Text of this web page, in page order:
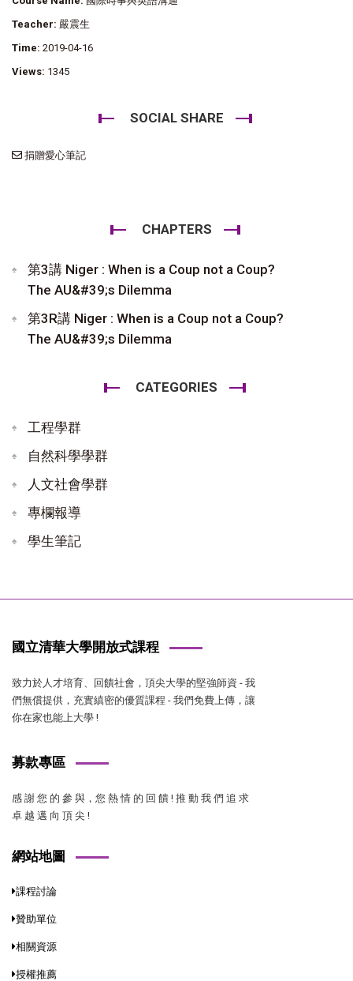
Teacher: 嚴震生
Time: 2019-04-16
Views: 1345
SOCIAL SHARE
捐贈愛心筆記
CHAPTERS
第3講 Niger : When is a Coup not a Coup?
The AU&#39;s Dilemma
第3R講 Niger : When is a Coup not a Coup?
The AU&#39;s Dilemma
CATEGORIES
工程學群
自然科學學群
人文社會學群
專欄報導
學生筆記
國立清華大學開放式課程
致力於人才培育、回饋社會，頂尖大學的堅強師資 - 我
們無償提供，充實縝密的優質課程 - 我們免費上傳，讓
你在家也能上大學 !
募款專區
感 謝 您 的 參 與，您 熱 情 的 回 饋 ! 推 動 我 們 追 求
卓 越 邁 向 頂 尖 !
網站地圖
課程討論
贊助單位
相關資源
授權推薦